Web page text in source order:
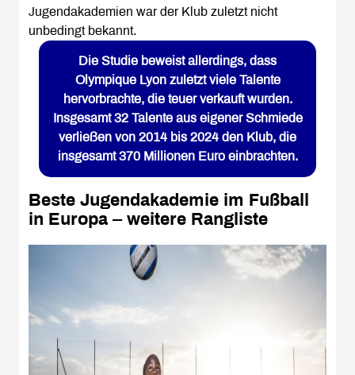
Jugendakademien war der Klub zuletzt nicht
unbedingt bekannt.
Die Studie beweist allerdings, dass
Olympique Lyon zuletzt viele Talente
hervorbrachte, die teuer verkauft wurden.
Insgesamt 32 Talente aus eigener Schmiede
verließen von 2014 bis 2024 den Klub, die
insgesamt 370 Millionen Euro einbrachten.
Beste Jugendakademie im Fußball
in Europa – weitere Rangliste